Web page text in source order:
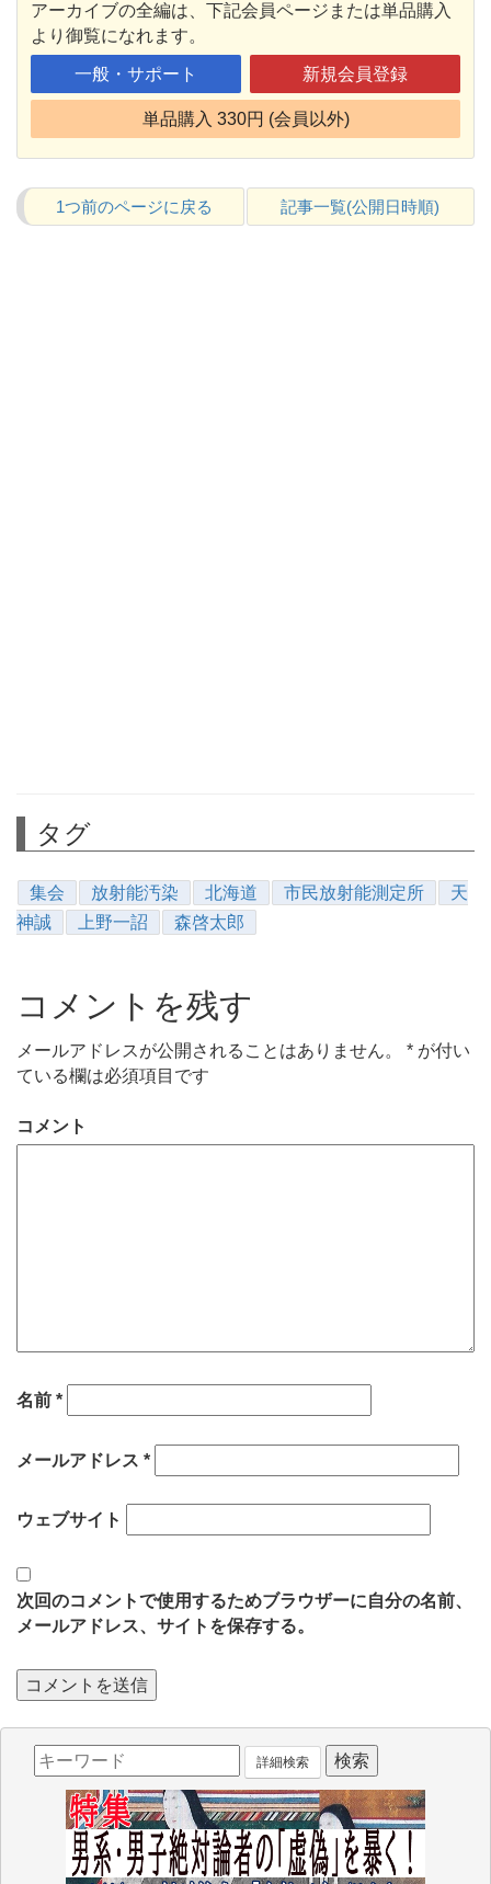
アーカイブの全編は、下記会員ページまたは単品購入
より御覧になれます。
一般・サポート 新規会員登録
単品購入 330円 (会員以外)
1つ前のページに戻る 記事一覧(公開日時順)
タグ
集会 放射能汚染 北海道 市民放射能測定所
天
神誠
上野一詔 森啓太郎
コメントを残す
メールアドレスが公開されることはありません。 * が付い
ている欄は必須項目です
コメント
名前 *
メールアドレス *
ウェブサイト
次回のコメントで使用するためブラウザーに自分の名前、
メールアドレス、サイトを保存する。
詳細検索